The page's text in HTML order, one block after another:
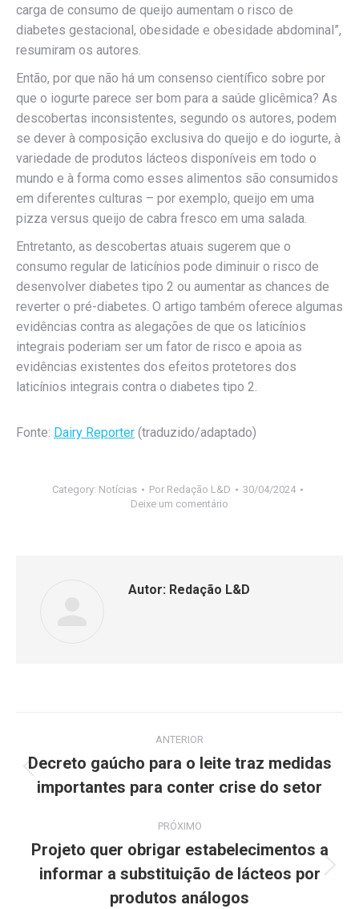
carga de consumo de queijo aumentam o risco de
diabetes gestacional, obesidade e obesidade abdominal”,
resumiram os autores.
Então, por que não há um consenso científico sobre por
que o iogurte parece ser bom para a saúde glicêmica? As
descobertas inconsistentes, segundo os autores, podem
se dever à composição exclusiva do queijo e do iogurte, à
variedade de produtos lácteos disponíveis em todo o
mundo e à forma como esses alimentos são consumidos
em diferentes culturas – por exemplo, queijo em uma
pizza versus queijo de cabra fresco em uma salada.
Entretanto, as descobertas atuais sugerem que o
consumo regular de laticínios pode diminuir o risco de
desenvolver diabetes tipo 2 ou aumentar as chances de
reverter o pré-diabetes. O artigo também oferece algumas
evidências contra as alegações de que os laticínios
integrais poderiam ser um fator de risco e apoia as
evidências existentes dos efeitos protetores dos
laticínios integrais contra o diabetes tipo 2.
Fonte: Dairy Reporter (traduzido/adaptado)
Category: Notícias Por Redação L&D
30/04/2024
Deixe um comentário
Autor: Redação L&D
ANTERIOR
Decreto gaúcho para o leite traz medidas
importantes para conter crise do setor
PRÓXIMO
Projeto quer obrigar estabelecimentos a
informar a substituição de lácteos por
produtos análogos